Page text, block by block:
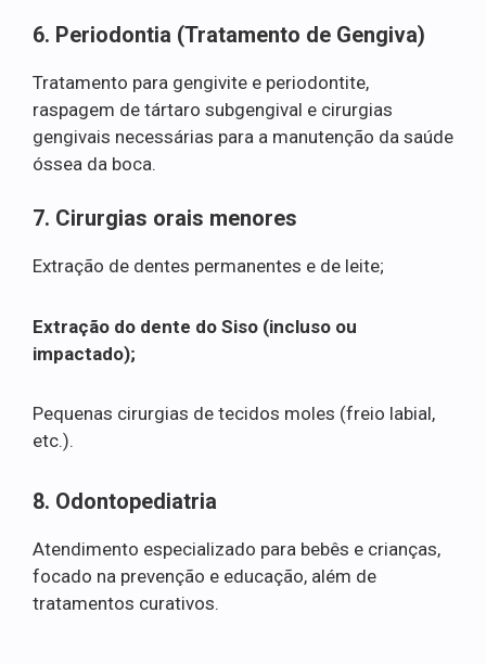
6. Periodontia (Tratamento de Gengiva)
Tratamento para gengivite e periodontite,
raspagem de tártaro subgengival e cirurgias
gengivais necessárias para a manutenção da saúde
óssea da boca.
7. Cirurgias orais menores
Extração de dentes permanentes e de leite;
Extração do dente do Siso (incluso ou
impactado);
Pequenas cirurgias de tecidos moles (freio labial,
etc.).
8. Odontopediatria
Atendimento especializado para bebês e crianças,
focado na prevenção e educação, além de
tratamentos curativos.